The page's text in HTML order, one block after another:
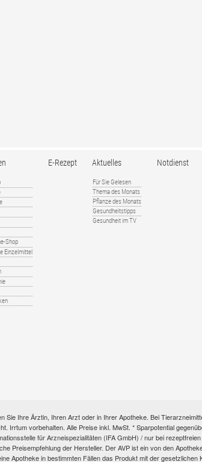
Shop
Einzelmittel
E-Rezept Aktuelles
Für Sie Gelesen
Thema des Monats
Pflanze des Monats
Gesundheitstipps
Gesundheit im TV
Notdienst
Ihre Ärztin, Ihren Arzt oder in Ihrer Apotheke. Bei
Irrtum vorbehalten. Alle Preise inkl. MwSt. * Sparpotential
für Arzneispezialitäten (IFA GmbH) / nur bei
Preisempfehlung der Hersteller. Der AVP ist ein von den
Apotheke in bestimmten Fällen das Produkt mit der